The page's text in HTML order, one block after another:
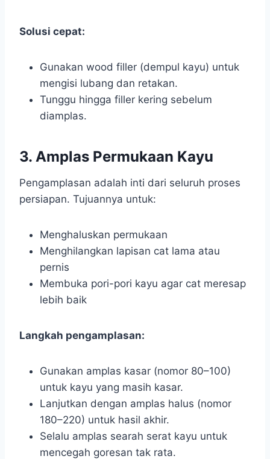
Solusi cepat:
Gunakan wood filler (dempul kayu) untuk
mengisi lubang dan retakan.
Tunggu hingga filler kering sebelum
diamplas.
3. Amplas Permukaan Kayu
Pengamplasan adalah inti dari seluruh proses
persiapan. Tujuannya untuk:
Menghaluskan permukaan
Menghilangkan lapisan cat lama atau
pernis
Membuka pori-pori kayu agar cat meresap
lebih baik
Langkah pengamplasan:
Gunakan amplas kasar (nomor 80–100)
untuk kayu yang masih kasar.
Lanjutkan dengan amplas halus (nomor
180–220) untuk hasil akhir.
Selalu amplas searah serat kayu untuk
mencegah goresan tak rata.